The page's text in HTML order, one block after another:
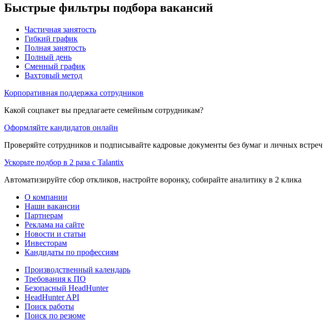
Быстрые фильтры подбора вакансий
Частичная занятость
Гибкий график
Полная занятость
Полный день
Сменный график
Вахтовый метод
Корпоративная поддержка сотрудников
Какой соцпакет вы предлагаете семейным сотрудникам?
Оформляйте кандидатов онлайн
Проверяйте сотрудников и подписывайте кадровые документы без бумаг и личных встреч
Ускорьте подбор в 2 раза с Talantix
Автоматизируйте сбор откликов, настройте воронку, собирайте аналитику в 2 клика
О компании
Наши вакансии
Партнерам
Реклама на сайте
Новости и статьи
Инвесторам
Кандидаты по профессиям
Производственный календарь
Требования к ПО
Безопасный HeadHunter
HeadHunter API
Поиск работы
Поиск по резюме